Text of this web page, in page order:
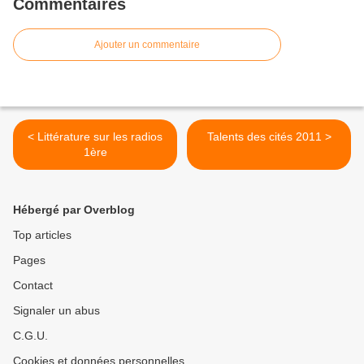
Commentaires
Ajouter un commentaire
< Littérature sur les radios
1ère
Talents des cités 2011 >
Hébergé par Overblog
Top articles
Pages
Contact
Signaler un abus
C.G.U.
Cookies et données personnelles